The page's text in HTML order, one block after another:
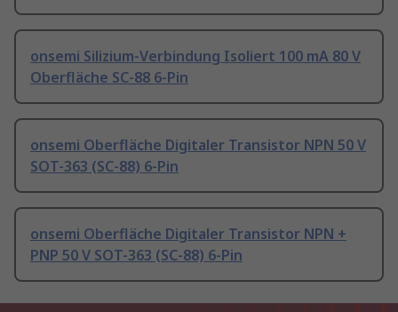
onsemi Silizium-Verbindung Isoliert 100 mA 80 V
Oberfläche SC-88 6-Pin
onsemi Oberfläche Digitaler Transistor NPN 50 V
SOT-363 (SC-88) 6-Pin
onsemi Oberfläche Digitaler Transistor NPN +
PNP 50 V SOT-363 (SC-88) 6-Pin